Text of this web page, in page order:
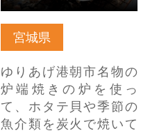
宮城県
ゆりあげ港朝市名物の
炉端焼きの炉を使っ
て、ホタテ貝や季節の
魚介類を炭火で焼いて